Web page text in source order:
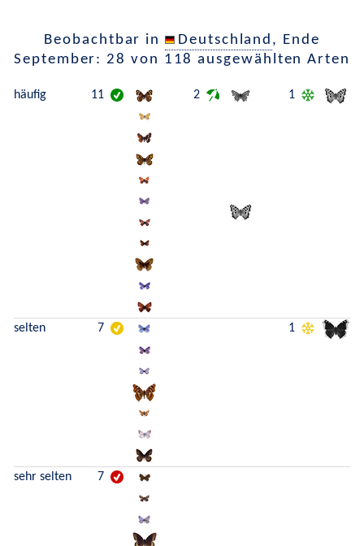
Beobachtbar in Deutschland , Ende
September: 28 von 118 ausgewählten Arten
häufig 11 2 1
selten 7 1
sehr selten 7